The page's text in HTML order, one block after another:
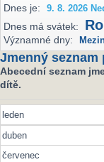
Dnes je:
9. 8. 2026
Dnes má svátek:
Významné dny:
Jmenný seznam
Abecední seznam
dítě.
leden
duben
červenec